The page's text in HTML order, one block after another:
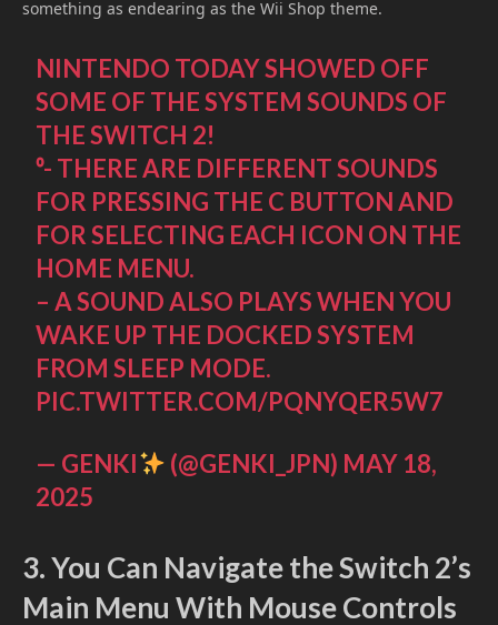
something as endearing as the Wii Shop theme.
NINTENDO TODAY SHOWED OFF
SOME OF THE SYSTEM SOUNDS OF
THE SWITCH 2!
⁰- THERE ARE DIFFERENT SOUNDS
FOR PRESSING THE C BUTTON AND
FOR SELECTING EACH ICON ON THE
HOME MENU.
– A SOUND ALSO PLAYS WHEN YOU
WAKE UP THE DOCKED SYSTEM
FROM SLEEP MODE.
PIC.TWITTER.COM/PQNYQER5W7
— GENKI (@GENKI_JPN) MAY 18,
2025
3. You Can Navigate the Switch 2’s
Main Menu With Mouse Controls